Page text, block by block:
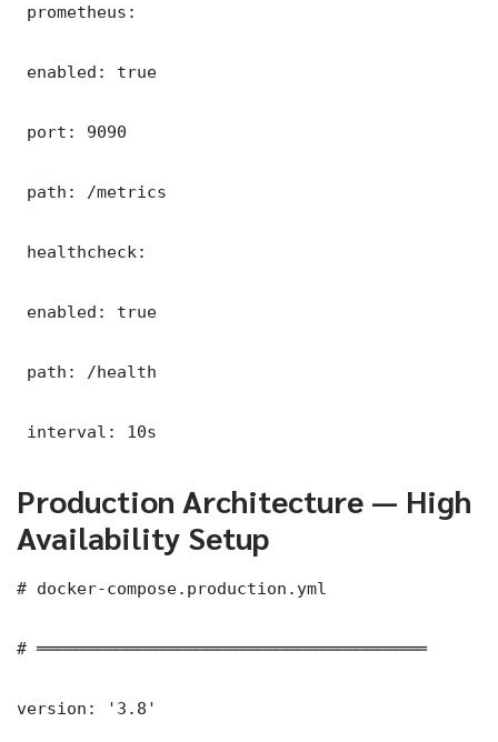
prometheus:
enabled: true
port: 9090
path: /metrics
healthcheck:
enabled: true
path: /health
interval: 10s
Production Architecture — High
Availability Setup
# docker-compose.production.yml
# ═══════════════════════════════════════
version: '3.8'